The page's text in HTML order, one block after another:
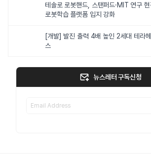
테솔로 로봇핸드, 스탠퍼드·MIT 연구
로봇학습 플랫폼 입지 강화
[개발] 발진 출력 4배 높인 2세대 테라
스
뉴스레터 구독신청